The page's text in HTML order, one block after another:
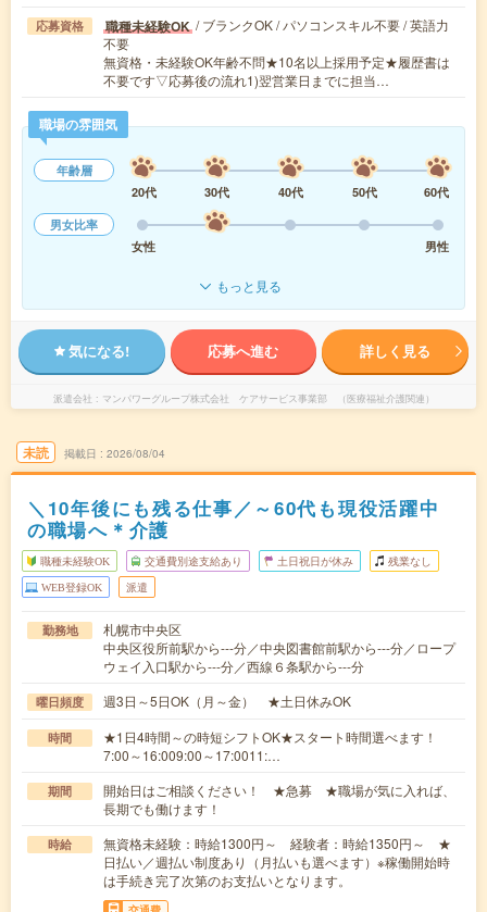
応募資格 職種未経験OK / ブランクOK / パソコンスキル不要 / 英語力
不要
無資格・未経験OK年齢不問★10名以上採用予定★履歴書は
不要です▽応募後の流れ1)翌営業日までに担当…
職場の雰囲気
年齢層
20代
30代 40代 50代
60代
男女比率
女性
男性
もっと見る
気になる! 応募へ進む 詳しく見る
派遣会社 マンパワーグループ株式会社 ケアサービス事業部 （医療福祉介護関連）
未読 掲載日 2026/08/04
＼10年後にも残る仕事／～60代も現役活躍中
の職場へ＊介護
職種未経験OK 交通費別途支給あり 土日祝日が休み 残業なし
WEB登録OK 派遣
勤務地
札幌市中央区
中央区役所前駅から---分／中央図書館前駅から---分／ロープ
ウェイ入口駅から---分／西線６条駅から---分
曜日頻度 週3日～5日OK（月～金） ★土日休みOK
時間
★1日4時間～の時短シフトOK★スタート時間選べます！
7:00～16:009:00～17:0011:…
期間
開始日はご相談ください！ ★急募 ★職場が気に入れば、
長期でも働けます！
時給
無資格未経験：時給1300円～ 経験者：時給1350円～ ★
日払い／週払い制度あり（月払いも選べます）※稼働開始時
は手続き完了次第のお支払いとなります。